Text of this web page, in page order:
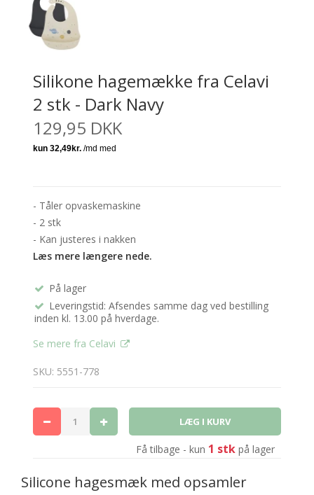
Silikone hagemække fra Celavi
2 stk - Dark Navy
129,95 DKK
- Tåler opvaskemaskine
- 2 stk
- Kan justeres i nakken
Læs mere længere nede.
På lager
Leveringstid: Afsendes samme dag ved bestilling
inden kl. 13.00 på hverdage.
Se mere fra Celavi
SKU: 5551-778
Få tilbage - kun 1 stkpå lager
Silicone hagesmæk med opsamler